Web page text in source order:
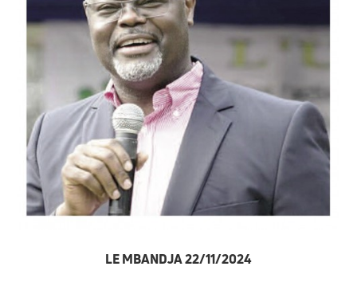
LE MBANDJA 22/11/2024